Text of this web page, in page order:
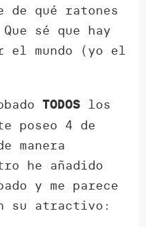
de qué ratones
sé que hay
el mundo (yo el
TODOS los
poseo 4 de
manera
he añadido
y me parece
su atractivo: